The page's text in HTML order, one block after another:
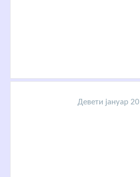
Девети јануар